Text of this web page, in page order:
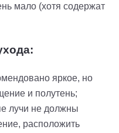
мало (хотя содержат
яркое, но
и полутень;
лучи не должны
расположить